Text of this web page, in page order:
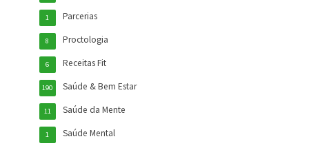
Parcerias
1
Proctologia
8
Receitas Fit
6
Saúde & Bem Estar
190
Saúde da Mente
11
Saúde Mental
1